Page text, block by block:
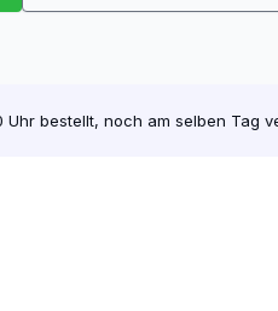
Uhr bestellt, noch am selben Tag